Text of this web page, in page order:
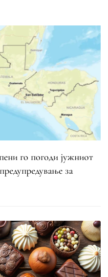
го погоди јужниот
за